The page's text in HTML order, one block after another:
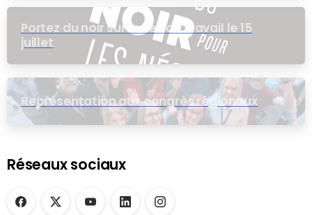
Portez du noir sur le lieu de travail le 15
juillet
Représentation aux congrès régionaux
Réseaux sociaux